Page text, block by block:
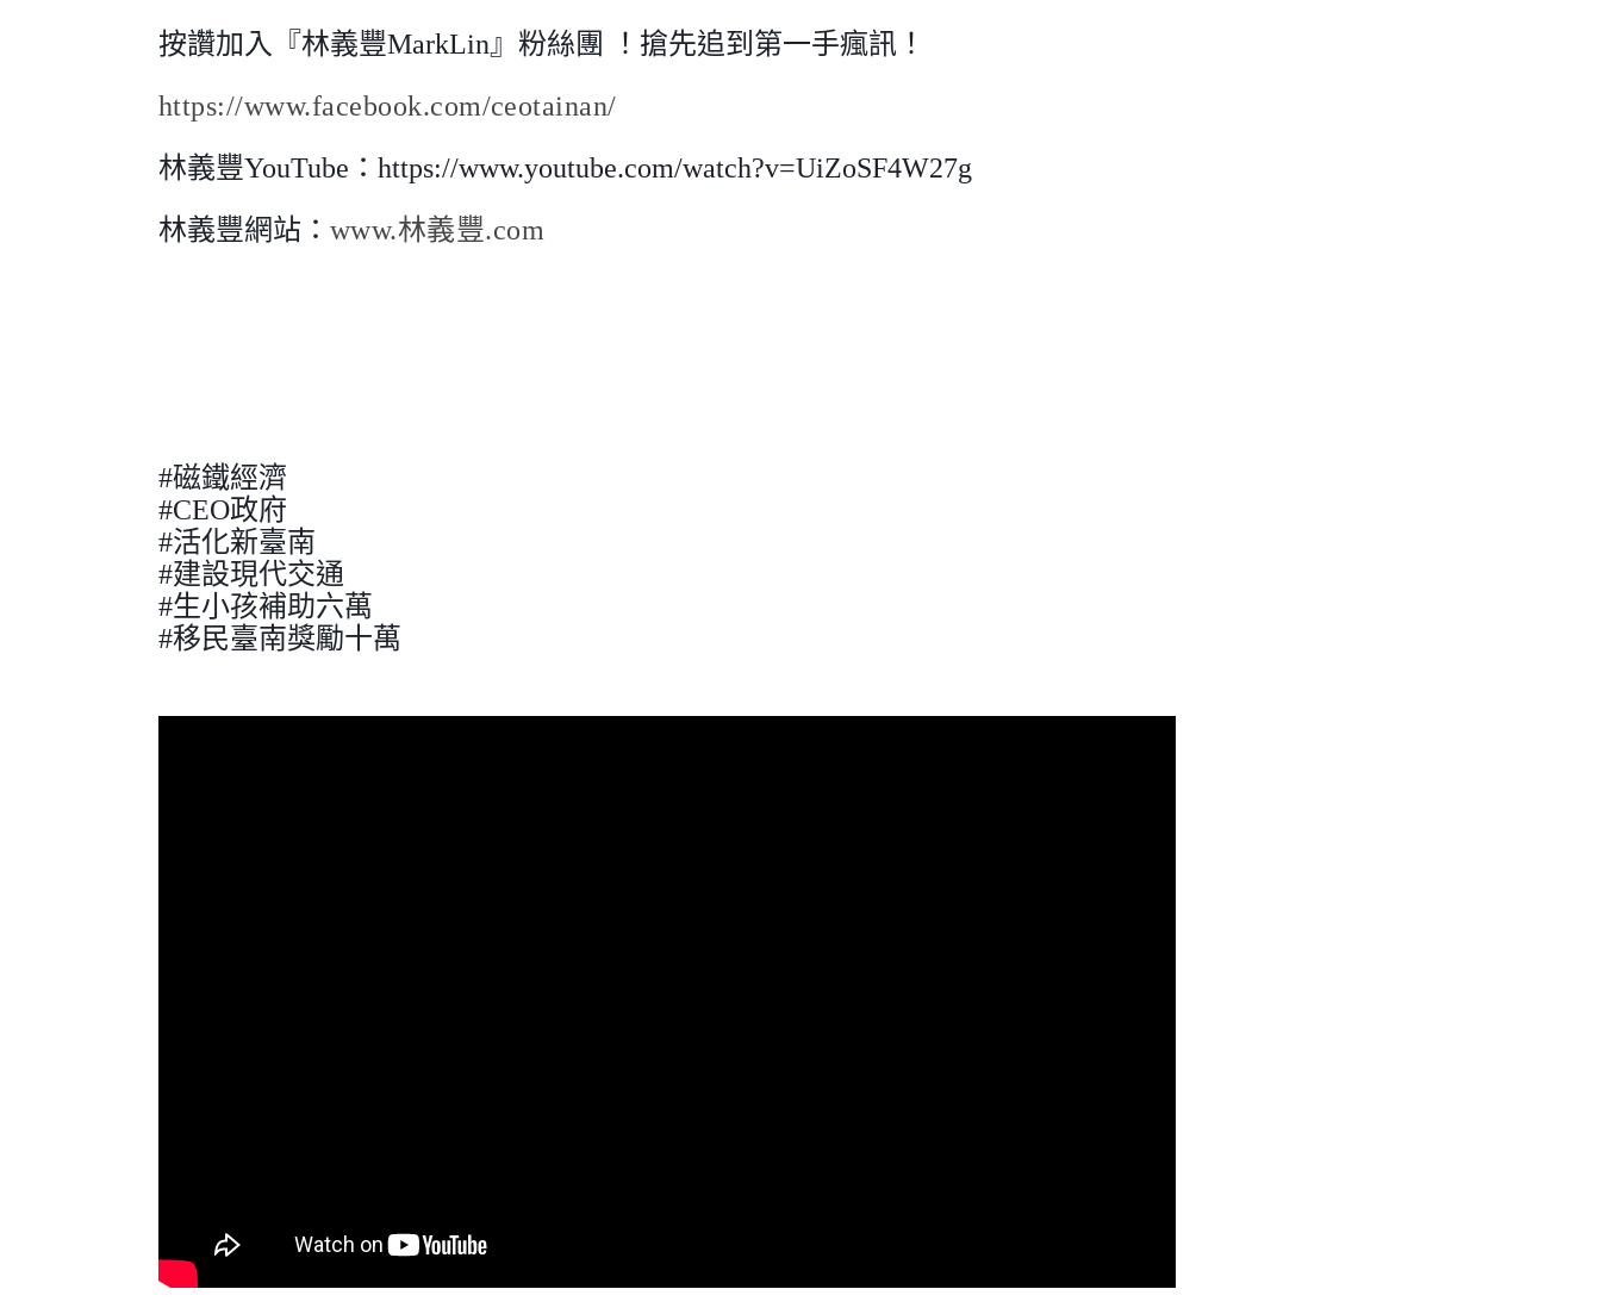
按讚加入『林義豐MarkLin』粉絲團 ！搶先追到第一手瘋訊！
https://www.facebook.com/ceotainan/
林義豐YouTube：https://www.youtube.com/watch?v=UiZoSF4W27g
林義豐網站： www.林義豐.com
#磁鐵經濟
#CEO政府
#活化新臺南
#建設現代交通
#生小孩補助六萬
#移民臺南獎勵十萬